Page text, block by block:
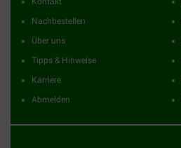
Nachbestellen
Über uns
Tipps & Hinweise
Karriere
Abmelden